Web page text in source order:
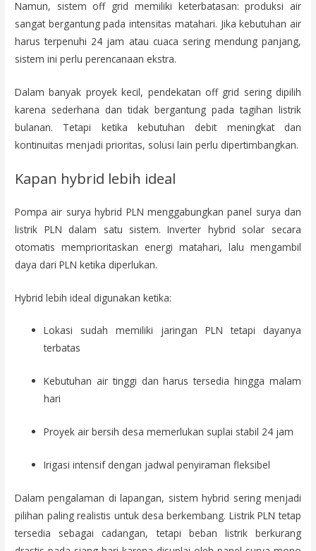
Namun, sistem off grid memiliki keterbatasan: produksi air
sangat bergantung pada intensitas matahari. Jika kebutuhan air
harus terpenuhi 24 jam atau cuaca sering mendung panjang,
sistem ini perlu perencanaan ekstra.
Dalam banyak proyek kecil, pendekatan off grid sering dipilih
karena sederhana dan tidak bergantung pada tagihan listrik
bulanan. Tetapi ketika kebutuhan debit meningkat dan
kontinuitas menjadi prioritas, solusi lain perlu dipertimbangkan.
Kapan hybrid lebih ideal
Pompa air surya hybrid PLN menggabungkan panel surya dan
listrik PLN dalam satu sistem. Inverter hybrid solar secara
otomatis memprioritaskan energi matahari, lalu mengambil
daya dari PLN ketika diperlukan.
Hybrid lebih ideal digunakan ketika:
Lokasi sudah memiliki jaringan PLN tetapi dayanya
terbatas
Kebutuhan air tinggi dan harus tersedia hingga malam
hari
Proyek air bersih desa memerlukan suplai stabil 24 jam
Irigasi intensif dengan jadwal penyiraman fleksibel
Dalam pengalaman di lapangan, sistem hybrid sering menjadi
pilihan paling realistis untuk desa berkembang. Listrik PLN tetap
tersedia sebagai cadangan, tetapi beban listrik berkurang